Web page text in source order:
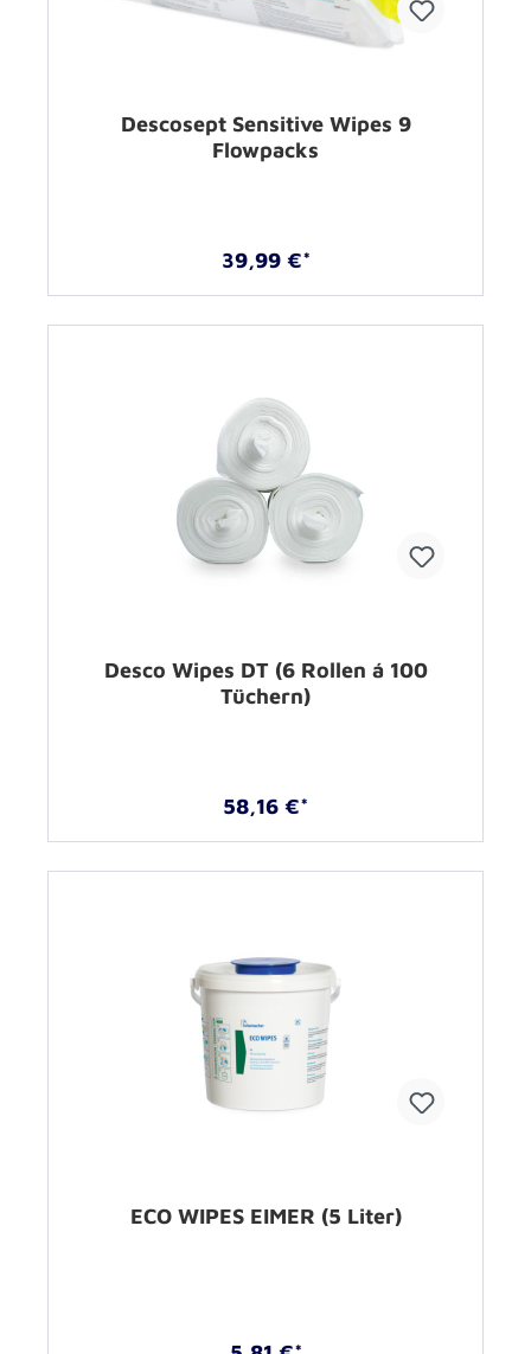
Descosept Sensitive Wipes 9
Flowpacks
39,99 €*
Desco Wipes DT (6 Rollen á 100
Tüchern)
58,16 €*
ECO WIPES EIMER (5 Liter)